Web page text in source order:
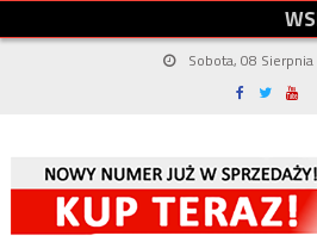
WS
Sobota, 08